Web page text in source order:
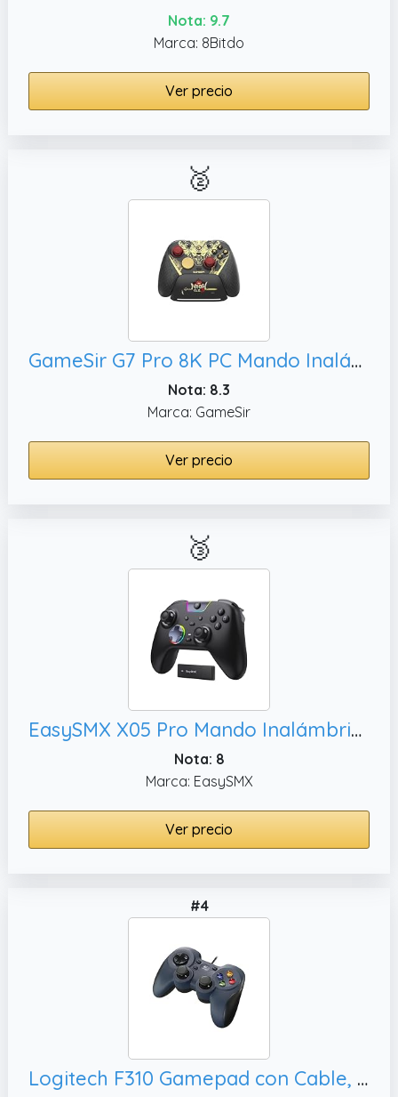
Nota: 9.7
Marca: 8Bitdo
Ver precio
🥈
GameSir G7 Pro 8K PC Mando Inalámbrico Esports - Frecuencia 8000Hz, Control de Movimiento - Edición Nioh 3
Nota: 8.3
Marca: GameSir
Ver precio
🥉
EasySMX X05 Pro Mando Inalámbrico para PC – Gatillos de 2 Etapas Mejorados,Negro
Nota: 8
Marca: EasySMX
Ver precio
#4
Logitech F310 Gamepad con Cable, PC - Azul/Gris